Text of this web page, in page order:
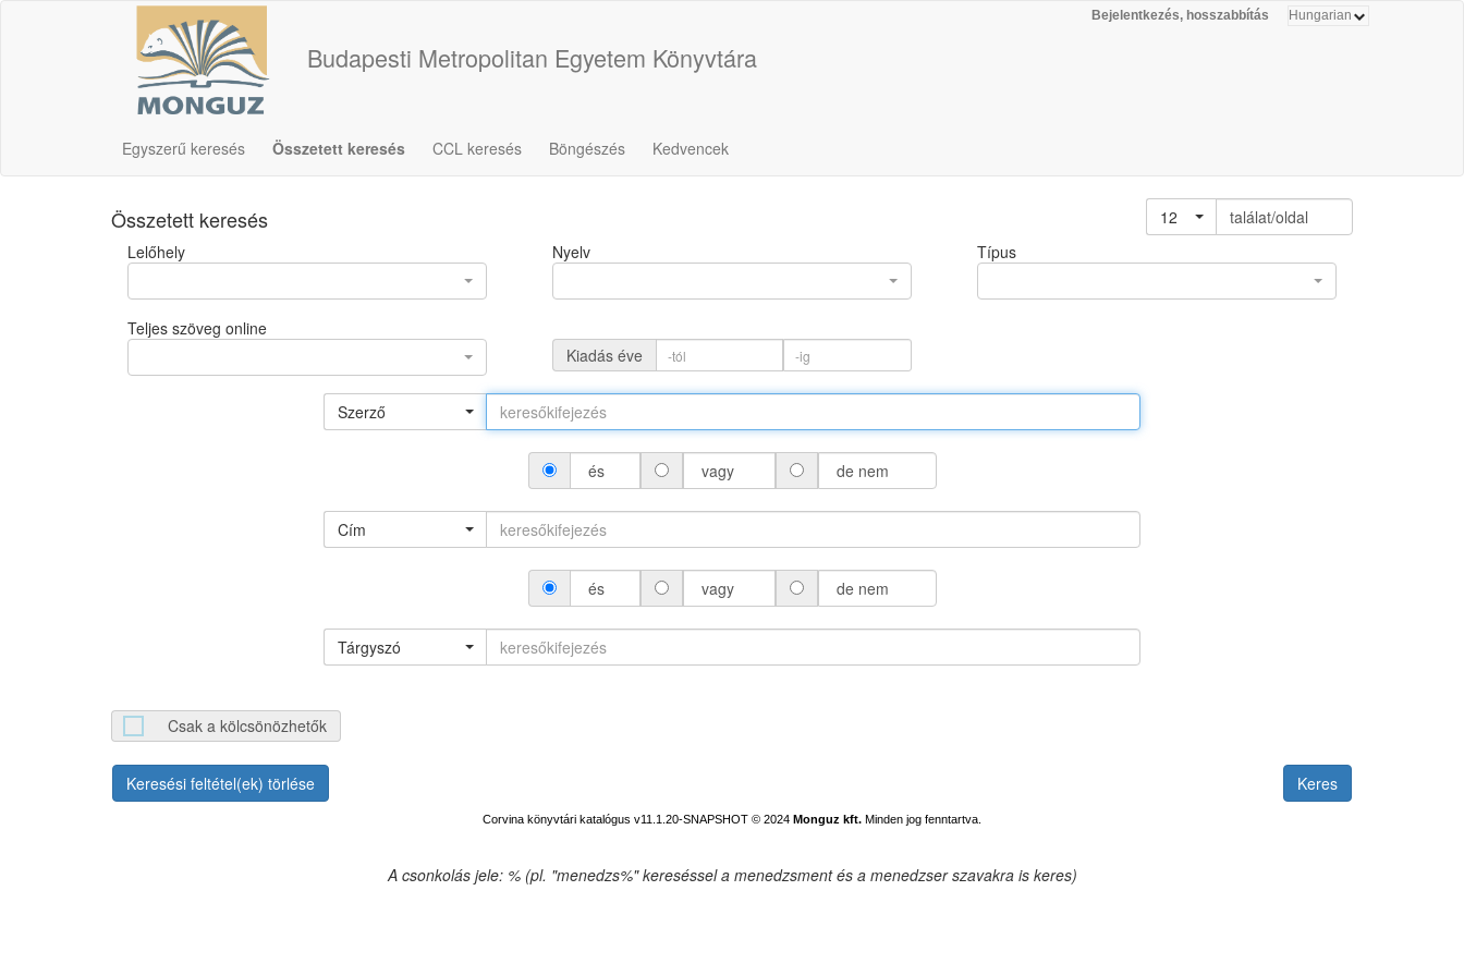
Bejelentkezés, hosszabbítás
Budapesti Metropolitan Egyetem Könyvtára
Egyszerű keresés Összetett keresés CCL keresés Böngészés Kedvencek
Összetett keresés 12
találat/oldal
Lelőhely
Nyelv Típus
Teljes szöveg online
Kiadás éve
Szerző
és vagy de nem
Cím
és vagy de nem
Tárgyszó
Csak a kölcsönözhetők
Keresési feltétel(ek) törlése
Corvina könyvtári katalógus v11.1.20-SNAPSHOT © 2024 Monguz kft. Minden jog fenntartva.
A csonkolás jele: % (pl. "menedzs%" kereséssel a menedzsment és a menedzser szavakra is keres)